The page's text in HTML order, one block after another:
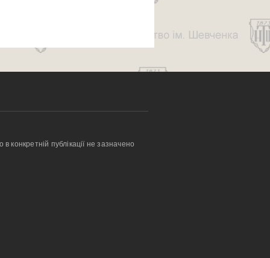
в конкретній публікації не зазначено